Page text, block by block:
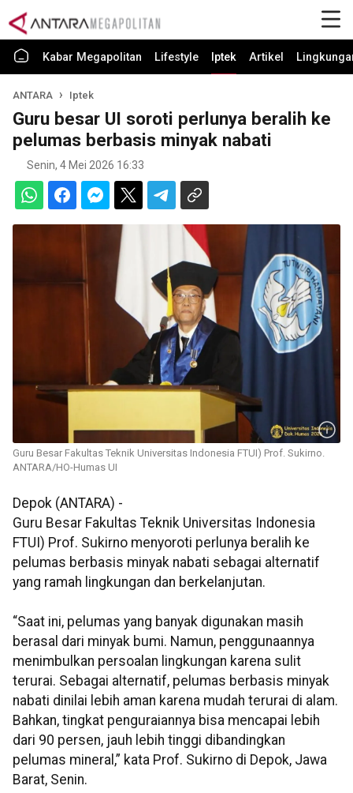
Kabar Megapolitan Lifestyle Iptek Artikel
ANTARA Iptek
Guru besar UI soroti perlunya beralih ke
pelumas berbasis minyak nabati
Senin, 4 Mei 2026 16:33
Guru Besar Fakultas Teknik Universitas Indonesia FTUI) Prof. Sukirno.
ANTARA/HO-Humas UI
Depok (ANTARA) -
Guru Besar Fakultas Teknik Universitas Indonesia
FTUI) Prof. Sukirno menyoroti perlunya beralih ke
pelumas berbasis minyak nabati sebagai alternatif
yang ramah lingkungan dan berkelanjutan.
“Saat ini, pelumas yang banyak digunakan masih
berasal dari minyak bumi. Namun, penggunaannya
menimbulkan persoalan lingkungan karena sulit
terurai. Sebagai alternatif, pelumas berbasis minyak
nabati dinilai lebih aman karena mudah terurai di alam.
Bahkan, tingkat penguraiannya bisa mencapai lebih
dari 90 persen, jauh lebih tinggi dibandingkan
pelumas mineral,” kata Prof. Sukirno di Depok, Jawa
Barat, Senin.